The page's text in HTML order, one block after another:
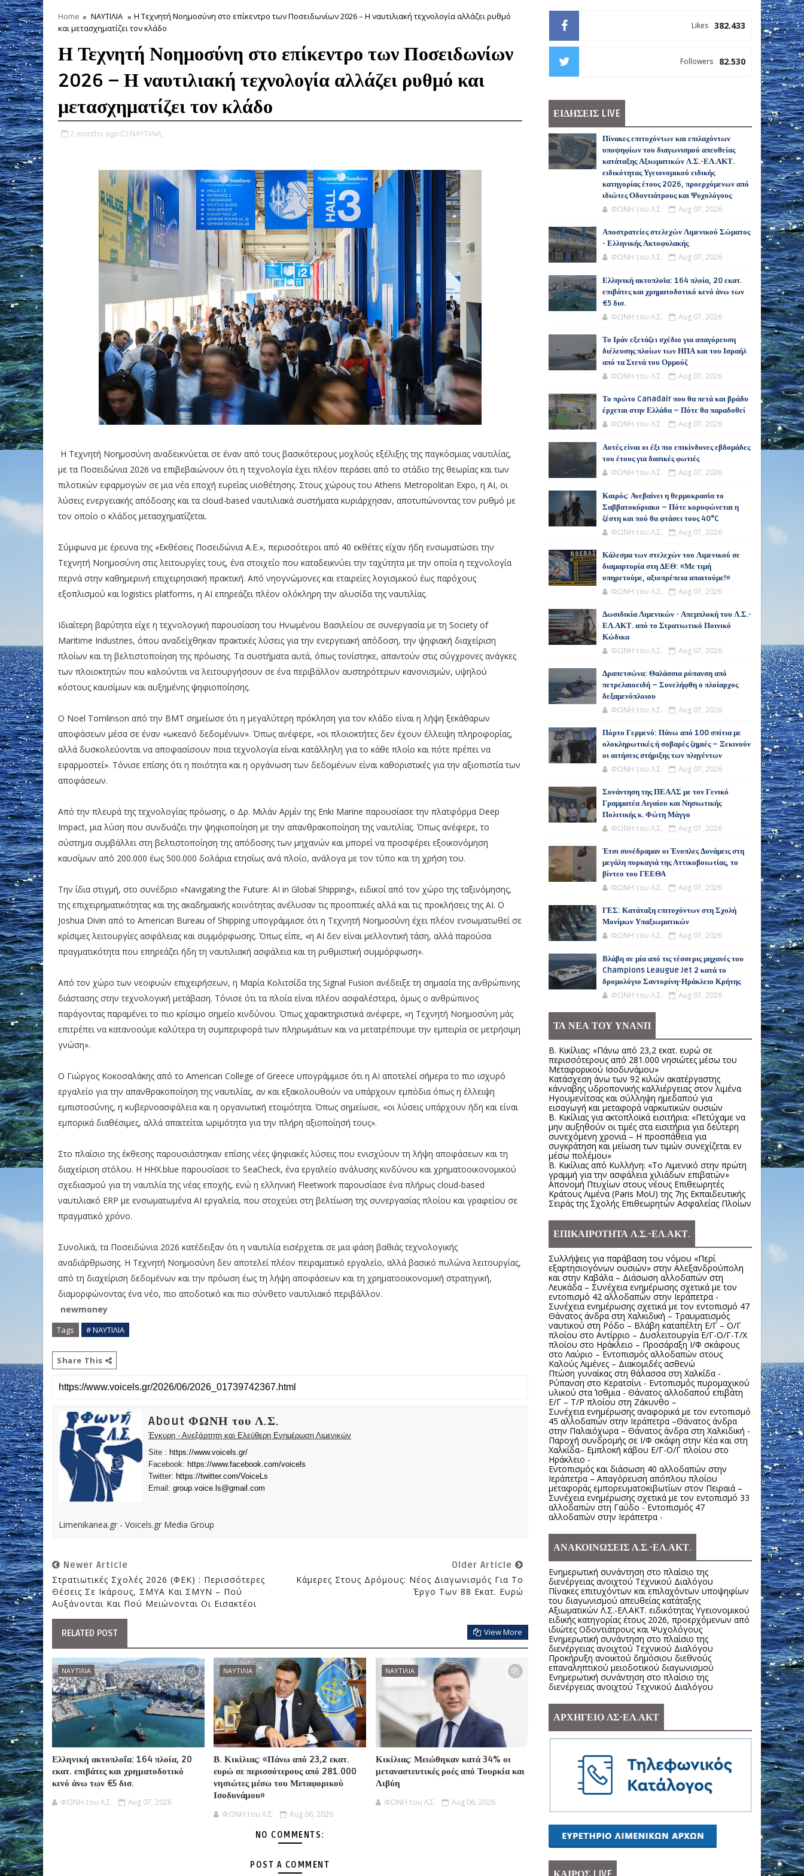
Home ΝΑΥΤΙΛΙΑ
Η Τεχνητή Νοημοσύνη στο επίκεντρο των Ποσειδωνίων 2026 – Η ναυτιλιακή τεχνολογία αλλάζει ρυθμό
και μετασχηματίζει τον κλάδο
Η Τεχνητή Νοημοσύνη στο επίκεντρο των Ποσειδωνίων
2026 – Η ναυτιλιακή τεχνολογία αλλάζει ρυθμό και
μετασχηματίζει τον κλάδο
2 months ago ΝΑΥΤΙΛΙΑ,
Η Τεχνητή Νοημοσύνη αναδεικνύεται σε έναν από τους βασικότερους μοχλούς εξέλιξης της παγκόσμιας ναυτιλίας,
με τα Ποσειδώνια 2026 να επιβεβαιώνουν ότι η τεχνολογία έχει πλέον περάσει από το στάδιο της θεωρίας και των
πιλοτικών εφαρμογών σε μια νέα εποχή ευρείας υιοθέτησης. Στους χώρους του Athens Metropolitan Expo, η AI, οι
λύσεις ενεργειακής απόδοσης και τα cloud-based ναυτιλιακά συστήματα κυριάρχησαν, αποτυπώνοντας τον ρυθμό με
τον οποίο ο κλάδος μετασχηματίζεται.
Σύμφωνα με έρευνα της «Εκθέσεις Ποσειδώνια Α.Ε.», περισσότεροι από 40 εκθέτες είχαν ήδη ενσωματώσει την
Τεχνητή Νοημοσύνη στις λειτουργίες τους, ένα στοιχείο που καταδεικνύει την ταχύτητα με την οποία η τεχνολογία
περνά στην καθημερινή επιχειρησιακή πρακτική. Από νηογνώμονες και εταιρείες λογισμικού έως παρόχους
εξοπλισμού και logistics platforms, η AI επηρεάζει πλέον ολόκληρη την αλυσίδα της ναυτιλίας.
Ιδιαίτερη βαρύτητα είχε η τεχνολογική παρουσίαση του Ηνωμένου Βασιλείου σε συνεργασία με τη Society of
Maritime Industries, όπου αναδείχθηκαν πρακτικές λύσεις για την ενεργειακή απόδοση, την ψηφιακή διαχείριση
πλοίων και τη βελτιστοποίηση της πρόωσης. Τα συστήματα αυτά, όπως τονίστηκε, απαντούν στις σύγχρονες ανάγκες
των πλοιοκτητών που καλούνται να λειτουργήσουν σε ένα περιβάλλον αυστηρότερων κανονισμών, υψηλού
κόστους καυσίμων και αυξημένης ψηφιοποίησης.
Ο Noel Tomlinson από την BMT σημείωσε ότι η μεγαλύτερη πρόκληση για τον κλάδο είναι η λήψη ξεκάθαρων
αποφάσεων μέσα σε έναν «ωκεανό δεδομένων». Όπως ανέφερε, «οι πλοιοκτήτες δεν έχουν έλλειψη πληροφορίας,
αλλά δυσκολεύονται να αποφασίσουν ποια τεχνολογία είναι κατάλληλη για το κάθε πλοίο και πότε πρέπει να
εφαρμοστεί». Τόνισε επίσης ότι η ποιότητα και η οργάνωση των δεδομένων είναι καθοριστικές για την αξιοπιστία των
αποφάσεων.
Από την πλευρά της τεχνολογίας πρόωσης, ο Δρ. Μιλάν Αρμίν της Enki Marine παρουσίασε την πλατφόρμα Deep
Impact, μια λύση που συνδυάζει την ψηφιοποίηση με την απανθρακοποίηση της ναυτιλίας. Όπως ανέφερε, το
σύστημα συμβάλλει στη βελτιστοποίηση της απόδοσης των μηχανών και μπορεί να προσφέρει εξοικονόμηση
καυσίμων από 200.000 έως 500.000 δολάρια ετησίως ανά πλοίο, ανάλογα με τον τύπο και τη χρήση του.
Την ίδια στιγμή, στο συνέδριο «Navigating the Future: AI in Global Shipping», ειδικοί από τον χώρο της ταξινόμησης,
της επιχειρηματικότητας και της ακαδημαϊκής κοινότητας ανέλυσαν τις προοπτικές αλλά και τις προκλήσεις της AI. Ο
Joshua Divin από το American Bureau of Shipping υπογράμμισε ότι η Τεχνητή Νοημοσύνη έχει πλέον ενσωματωθεί σε
κρίσιμες λειτουργίες ασφάλειας και συμμόρφωσης. Όπως είπε, «η AI δεν είναι μελλοντική τάση, αλλά παρούσα
πραγματικότητα που επηρεάζει ήδη τη ναυτιλιακή ασφάλεια και τη ρυθμιστική συμμόρφωση».
Από τον χώρο των νεοφυών επιχειρήσεων, η Μαρία Κολιτσίδα της Signal Fusion ανέδειξε τη σημασία της ανθρώπινης
διάστασης στην τεχνολογική μετάβαση. Τόνισε ότι τα πλοία είναι πλέον ασφαλέστερα, όμως ο ανθρώπινος
παράγοντας παραμένει το πιο κρίσιμο σημείο κινδύνου. Όπως χαρακτηριστικά ανέφερε, «η Τεχνητή Νοημοσύνη μάς
επιτρέπει να κατανοούμε καλύτερα τη συμπεριφορά των πληρωμάτων και να μετατρέπουμε την εμπειρία σε μετρήσιμη
γνώση».
Ο Γιώργος Κοκοσαλάκης από το American College of Greece υπογράμμισε ότι η AI αποτελεί σήμερα το πιο ισχυρό
εργαλείο για την απανθρακοποίηση της ναυτιλίας, αν και εξακολουθούν να υπάρχουν εμπόδια όπως η έλλειψη
εμπιστοσύνης, η κυβερνοασφάλεια και η οργανωτική ετοιμότητα. Όπως σημείωσε, «οι λύσεις υπάρχουν ήδη και είναι
εμπορικά διαθέσιμες, αλλά απαιτείται ωριμότητα για την πλήρη αξιοποίησή τους».
Στο πλαίσιο της έκθεσης παρουσιάστηκαν επίσης νέες ψηφιακές λύσεις που ενισχύουν τη λήψη αποφάσεων και τη
διαχείριση στόλου. Η HHX.blue παρουσίασε το SeaCheck, ένα εργαλείο ανάλυσης κινδύνου και χρηματοοικονομικού
σχεδιασμού για τη ναυτιλία της νέας εποχής, ενώ η ελληνική Fleetwork παρουσίασε ένα πλήρως cloud-based
ναυτιλιακό ERP με ενσωματωμένα AI εργαλεία, που στοχεύει στη βελτίωση της συνεργασίας πλοίου και γραφείου σε
πραγματικό χρόνο.
Συνολικά, τα Ποσειδώνια 2026 κατέδειξαν ότι η ναυτιλία εισέρχεται σε μια φάση βαθιάς τεχνολογικής
αναδιάρθρωσης. Η Τεχνητή Νοημοσύνη δεν αποτελεί πλέον πειραματικό εργαλείο, αλλά βασικό πυλώνα λειτουργίας,
από τη διαχείριση δεδομένων και την πρόωση έως τη λήψη αποφάσεων και τη χρηματοοικονομική στρατηγική,
διαμορφώνοντας ένα νέο, πιο αποδοτικό και πιο σύνθετο ναυτιλιακό περιβάλλον.
newmoney
Tags # ΝΑΥΤΙΛΙΑ
Share This
About ΦΩΝΗ του Λ.Σ.
Έγκυρη - Ανεξάρτητη και Ελεύθερη Ενημέρωση Λιμενικών
Site : https://www.voicels.gr/
Facebook: https://www.facebook.com/voicels
Twitter: https://twitter.com/VoiceLs
Email: group.voice.ls@gmail.com
Limenikanea.gr - Voicels.gr Media Group
Newer Article
Στρατιωτικές Σχολές 2026 (ΦΕΚ) : Περισσότερες
Θέσεις Σε Ικάρους, ΣΜΥΑ Και ΣΜΥΝ – Πού
Αυξάνονται Και Πού Μειώνονται Οι Εισακτέοι
Older Article
Κάμερες Στους Δρόμους: Νέος Διαγωνισμός Για Το
Έργο Των 88 Εκατ. Ευρώ
RELATED POST View More
ΝΑΥΤΙΛΙΑ
Ελληνική ακτοπλοΐα: 164 πλοία, 20
εκατ. επιβάτες και χρηματοδοτικό
κενό άνω των €5 δισ.
ΦΩΝΗ του Λ.Σ. Aug 07, 2026
ΝΑΥΤΙΛΙΑ
Β. Κικίλιας: «Πάνω από 23,2 εκατ.
ευρώ σε περισσότερους από 281.000
νησιώτες μέσω του Μεταφορικού
Ισοδυνάμου»
ΦΩΝΗ του Λ.Σ. Aug 06, 2026
ΝΑΥΤΙΛΙΑ
Κικίλιας: Μειώθηκαν κατά 34% οι
μεταναστευτικές ροές από Τουρκία και
Λιβύη
ΦΩΝΗ του Λ.Σ. Aug 06, 2026
NO COMMENTS:
POST A COMMENT
382.433
Likes
82.530
Followers
ΕΙΔΗΣΕΙΣ LIVE
Πίνακες επιτυχόντων και επιλαχόντων
υποψηφίων του διαγωνισμού απευθείας
κατάταξης Αξιωματικών Λ.Σ.-ΕΛ.ΑΚΤ.
ειδικότητας Υγειονομικού ειδικής
κατηγορίας έτους 2026, προερχόμενων από
ιδιώτες Οδοντιάτρους και Ψυχολόγους
ΦΩΝΗ του Λ.Σ. Aug 07, 2026
Αποστρατείες στελεχών Λιμενικού Σώματος
- Ελληνικής Ακτοφυλακής
ΦΩΝΗ του Λ.Σ. Aug 07, 2026
Ελληνική ακτοπλοΐα: 164 πλοία, 20 εκατ.
επιβάτες και χρηματοδοτικό κενό άνω των
€5 δισ.
ΦΩΝΗ του Λ.Σ. Aug 07, 2026
Το Ιράν εξετάζει σχέδιο για απαγόρευση
διέλευσης πλοίων των ΗΠΑ και του Ισραήλ
από τα Στενά του Ορμούζ
ΦΩΝΗ του Λ.Σ. Aug 07, 2026
Το πρώτο Canadair που θα πετά και βράδυ
έρχεται στην Ελλάδα – Πότε θα παραδοθεί
ΦΩΝΗ του Λ.Σ. Aug 07, 2026
Αυτές είναι οι έξι πιο επικίνδυνες εβδομάδες
του έτους για δασικές φωτιές
ΦΩΝΗ του Λ.Σ. Aug 07, 2026
Καιρός: Ανεβαίνει η θερμοκρασία το
Σαββατοκύριακο – Πότε κορυφώνεται η
ζέστη και πού θα φτάσει τους 40°C
ΦΩΝΗ του Λ.Σ. Aug 07, 2026
Κάλεσμα των στελεχών του Λιμενικού σε
διαμαρτυρία στη ΔΕΘ: «Με τιμή
υπηρετούμε, αξιοπρέπεια απαιτούμε!»
ΦΩΝΗ του Λ.Σ. Aug 07, 2026
Δωσιδικία Λιμενικών - Απεμπλοκή του Λ.Σ.-
ΕΛ.ΑΚΤ. από το Στρατιωτικό Ποινικό
Κώδικα
ΦΩΝΗ του Λ.Σ. Aug 07, 2026
Δραπετσώνα: Θαλάσσια ρύπανση από
πετρελαιοειδή – Συνελήφθη ο πλοίαρχος
δεξαμενόπλοιου
ΦΩΝΗ του Λ.Σ. Aug 07, 2026
Πόρτο Γερμενό: Πάνω από 100 σπίτια με
ολοκληρωτικές ή σοβαρές ζημιές – Ξεκινούν
οι αιτήσεις στήριξης των πληγέντων
ΦΩΝΗ του Λ.Σ. Aug 07, 2026
Συνάντηση της ΠΕΑΛΣ με τον Γενικό
Γραμματέα Αιγαίου και Νησιωτικής
Πολιτικής κ. Φώτη Μάγγο
ΦΩΝΗ του Λ.Σ. Aug 07, 2026
Έτσι συνέδραμαν οι Ένοπλες Δυνάμεις στη
μεγάλη πυρκαγιά της Αττικοβοιωτίας, το
βίντεο του ΓΕΕΘΑ
ΦΩΝΗ του Λ.Σ. Aug 07, 2026
ΓΕΣ: Κατάταξη επιτυχόντων στη Σχολή
Μονίμων Υπαξιωματικών
ΦΩΝΗ του Λ.Σ. Aug 07, 2026
Βλάβη σε μία από τις τέσσερις μηχανές του
Champions Leaugue Jet 2 κατά το
δρομολόγιο Σαντορίνη-Ηράκλειο Κρήτης
ΦΩΝΗ του Λ.Σ. Aug 07, 2026
ΤΑ ΝΕΑ ΤΟΥ ΥΝΑΝΠ
Β. Κικίλιας: «Πάνω από 23,2 εκατ. ευρώ σε
περισσότερους από 281.000 νησιώτες μέσω του
Μεταφορικού Ισοδυνάμου»
Κατάσχεση άνω των 92 κιλών ακατέργαστης
κάνναβης υδροπονικής καλλιέργειας στον λιμένα
Ηγουμενίτσας και σύλληψη ημεδαπού για
εισαγωγή και μεταφορά ναρκωτικών ουσιών
Β. Κικίλιας για ακτοπλοϊκά εισιτήρια: «Πετύχαμε να
μην αυξηθούν οι τιμές στα εισιτήρια για δεύτερη
συνεχόμενη χρονιά – Η προσπάθεια για
συγκράτηση και μείωση των τιμών συνεχίζεται εν
μέσω πολέμου»
Β. Κικίλιας από Κυλλήνη: «Το Λιμενικό στην πρώτη
γραμμή για την ασφάλεια χιλιάδων επιβατών»
Απονομή Πτυχίων στους νέους Επιθεωρητές
Κράτους Λιμένα (Paris MoU) της 7ης Εκπαιδευτικής
Σειράς της Σχολής Επιθεωρητών Ασφαλείας Πλοίων
ΕΠΙΚΑΙΡΟΤΗΤΑ Λ.Σ.-ΕΛ.ΑΚΤ.
Συλλήψεις για παράβαση του νόμου «Περί
εξαρτησιογόνων ουσιών» στην Αλεξανδρούπολη
και στην Καβάλα – Διάσωση αλλοδαπών στη
Λευκάδα – Συνέχεια ενημέρωσης σχετικά με τον
εντοπισμό 42 αλλοδαπών στην Ιεράπετρα -
Συνέχεια ενημέρωσης σχετικά με τον εντοπισμό 47
Θάνατος άνδρα στη Χαλκιδική – Τραυματισμός
ναυτικού στη Ρόδο – Βλάβη καταπέλτη Ε/Γ – Ο/Γ
πλοίου στο Αντίρριο – Δυσλειτουργία Ε/Γ-Ο/Γ-Τ/Χ
πλοίου στο Ηράκλειο – Προσάραξη Ι/Φ σκάφους
στο Λαύριο – Εντοπισμός αλλοδαπών στους
Καλούς Λιμένες – Διακομιδές ασθενώ
Πτώση γυναίκας στη θάλασσα στη Χαλκίδα -
Ρύπανση στο Κερατσίνι - Εντοπισμός πυρομαχικού
υλικού στα Ίσθμια - Θάνατος αλλοδαπού επιβάτη
Ε/Γ – Τ/Ρ πλοίου στη Ζάκυνθο –
Συνέχεια ενημέρωσης αναφορικά με τον εντοπισμό
45 αλλοδαπών στην Ιεράπετρα –Θάνατος άνδρα
στην Παλαιόχωρα – Θάνατος άνδρα στη Χαλκιδική -
Παροχή συνδρομής σε Ι/Φ σκάφη στην Κέα και στη
Χαλκίδα– Εμπλοκή κάβου Ε/Γ-Ο/Γ πλοίου στο
Ηράκλειο -
Εντοπισμός και διάσωση 40 αλλοδαπών στην
Ιεράπετρα – Απαγόρευση απόπλου πλοίου
μεταφοράς εμπορευματοκιβωτίων στον Πειραιά –
Συνέχεια ενημέρωσης σχετικά με τον εντοπισμό 33
αλλοδαπών στη Γαύδο - Εντοπισμός 47
αλλοδαπών στην Ιεράπετρα -
ΑΝΑΚΟΙΝΩΣΕΙΣ Λ.Σ.-ΕΛ.ΑΚΤ.
Ενημερωτική συνάντηση στο πλαίσιο της
διενέργειας ανοιχτού Τεχνικού Διαλόγου
Πίνακες επιτυχόντων και επιλαχόντων υποψηφίων
του διαγωνισμού απευθείας κατάταξης
Αξιωματικών Λ.Σ.-ΕΛ.ΑΚΤ. ειδικότητας Υγειονομικού
ειδικής κατηγορίας έτους 2026, προερχόμενων από
ιδιώτες Οδοντιάτρους και Ψυχολόγους
Ενημερωτική συνάντηση στο πλαίσιο της
διενέργειας ανοιχτού Τεχνικού Διαλόγου
Προκήρυξη ανοικτού δημόσιου διεθνούς
επαναληπτικού μειοδοτικού διαγωνισμού
Ενημερωτική συνάντηση στο πλαίσιο της
διενέργειας ανοιχτού Τεχνικού Διαλόγου
ΑΡΧΗΓΕΙΟ ΛΣ-ΕΛ.ΑΚΤ